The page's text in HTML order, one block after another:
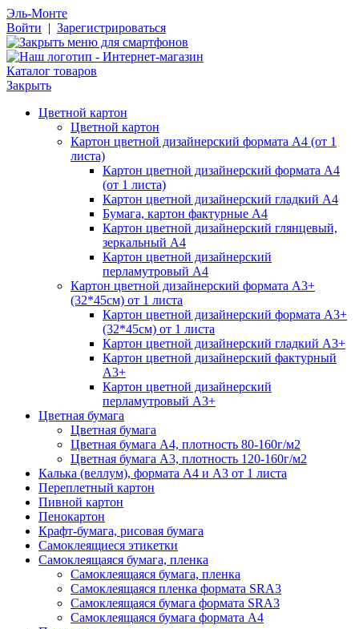
Эль-Монте
Войти | Зарегистрироваться
Каталог товаров
Закрыть
Цветной картон
Цветной картон
Картон цветной дизайнерский формата А4 (от 1
листа)
Картон цветной дизайнерский формата А4
(от 1 листа)
Картон цветной дизайнерский гладкий А4
Бумага, картон фактурные А4
Картон цветной дизайнерский глянцевый,
зеркальный А4
Картон цветной дизайнерский
перламутровый А4
Картон цветной дизайнерский формата А3+
(32*45см) от 1 листа
Картон цветной дизайнерский формата А3+
(32*45см) от 1 листа
Картон цветной дизайнерский гладкий А3+
Картон цветной дизайнерский фактурный
А3+
Картон цветной дизайнерский
перламутровый А3+
Цветная бумага
Цветная бумага
Цветная бумага А4, плотность 80-160г/м2
Цветная бумага А3, плотность 120-160г/м2
Калька (веллум), формата А4 и А3 от 1 листа
Переплетный картон
Пивной картон
Пенокартон
Крафт-бумага, рисовая бумага
Самоклеящиеся этикетки
Самоклеящаяся бумага, пленка
Самоклеящаяся бумага, пленка
Самоклеящаяся пленка формата SRА3
Самоклеящаяся бумага формата SRА3
Самоклеящаяся бумага формата А4